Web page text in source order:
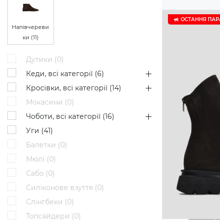
Напівчереви
ки (11)
Дутики (0)
Кеди, всі категорії (6)
Кросівки, всі категорії (14)
Мокасини (0)
Чоботи, всі категорії (16)
Уги (41)
Балетки (0)
Мюлі (0)
Сабо (0)
Силіконове взуття (0)
Слінгбеки (0)
Топсайдери (0)
ОСТАННЯ